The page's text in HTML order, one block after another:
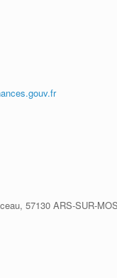
57130 ARS-SUR-